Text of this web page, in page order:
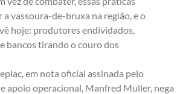
vassoura-de-bruxa na região, e o
hoje: produtores endividados,
bancos tirando o couro dos
em nota oficial assinada pelo
apoio operacional, Manfred Muller, nega